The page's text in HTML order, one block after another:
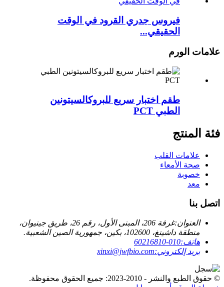
فيروس جدري القرود في الوقت
الحقيقي...
علامات الورم
طقم اختبار سريع للبروكالسيتونين
الطبي PCT
فئة المنتج
علامات القلب
صحة الأمعاء
خصوبة
معد
اتصل بنا
العنوان:
غرفة 206، المبنى الأول، رقم 26، طريق جينيوان،
منطقة داشينغ، 102600، بكين، جمهورية الصين الشعبية.
هاتف:010-60216810
بريد إلكتروني:xinxi@jwfbio.com
© حقوق الطبع والنشر - 2010-2023: جميع الحقوق محفوظة.